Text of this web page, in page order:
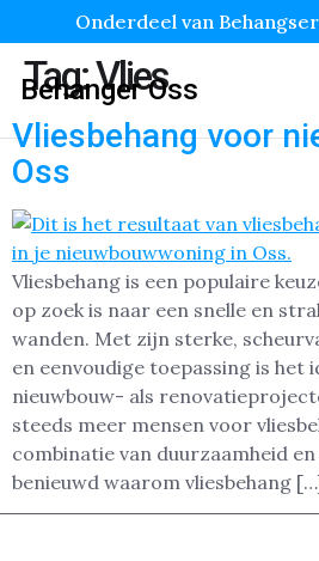
Onderdeel van
Behanger Oss
Tag:Vlies
Vliesbehang voor
Oss
Vliesbehang is een populaire
op zoek is naar een snelle en
wanden. Met zijn sterke,
en eenvoudige toepassing is het
nieuwbouw- als
steeds meer mensen voor
combinatie van duurzaamheid
benieuwd waarom vliesbehang